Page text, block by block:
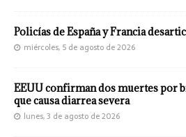
Policías de España y Francia
miércoles, 5 de agosto de 2026
EEUU confirman dos muertes por
que causa diarrea severa
lunes, 3 de agosto de 2026